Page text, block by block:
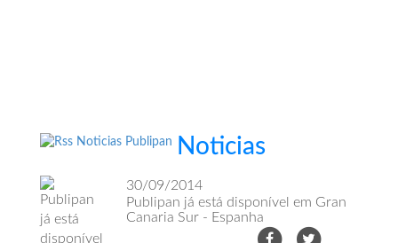
Noticias
30/09/2014
Publipan já está disponível em Gran
Canaria Sur - Espanha